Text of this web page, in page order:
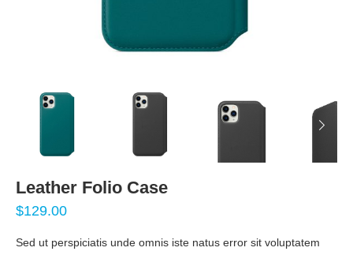
Leather Folio Case
$129.00
Sed ut perspiciatis unde omnis iste natus error sit voluptatem